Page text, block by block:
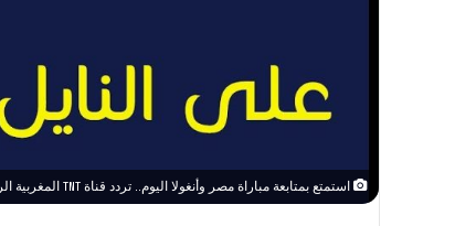
استمتع بمتابعة مباراة مصر وأنغولا اليوم.. تردد قناة TNT المغربية الرياضية الجديد بجودة عالية